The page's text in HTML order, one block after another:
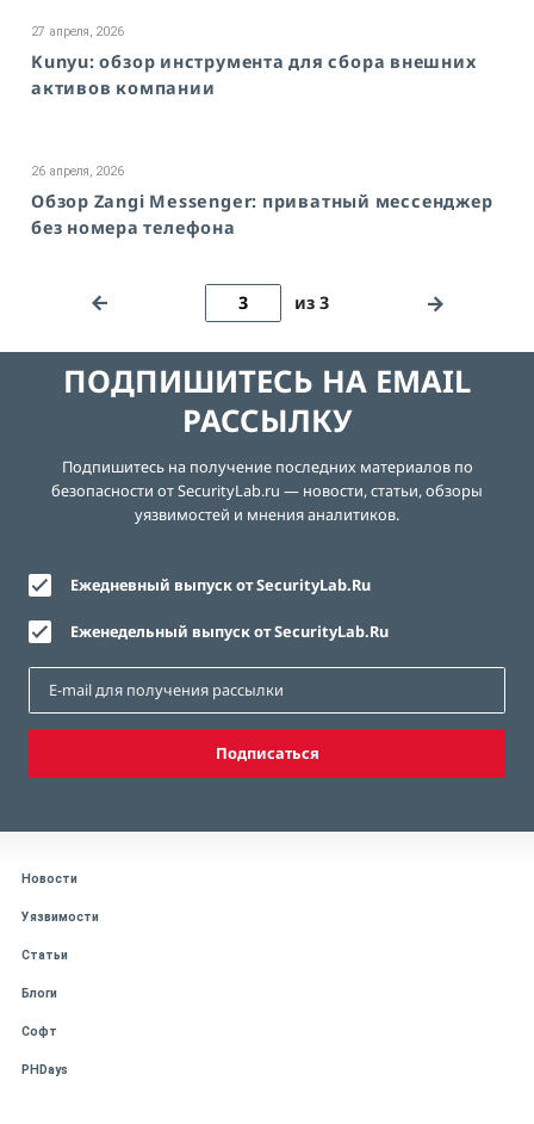
27 апреля, 2026
Kunyu: обзор инструмента для сбора внешних
активов компании
26 апреля, 2026
Обзор Zangi Messenger: приватный мессенджер
без номера телефона
из 3
ПОДПИШИТЕСЬ НА EMAIL
РАССЫЛКУ
Подпишитесь на получение последних материалов по
безопасности от SecurityLab.ru — новости, статьи, обзоры
уязвимостей и мнения аналитиков.
Ежедневный выпуск от SecurityLab.Ru
Еженедельный выпуск от SecurityLab.Ru
Подписаться
Новости
Уязвимости
Статьи
Блоги
Софт
PHDays